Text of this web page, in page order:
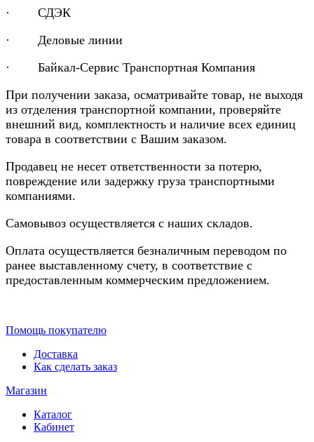
· СДЭК
· Деловые линии
· Байкал-Сервис Транспортная Компания
При получении заказа, осматривайте товар, не выходя
из отделения транспортной компании, проверяйте
внешний вид, комплектность и наличие всех единиц
товара в соответствии с Вашим заказом.
Продавец не несет ответственности за потерю,
повреждение или задержку груза транспортными
компаниями.
Самовывоз осуществляется с наших складов.
Оплата осуществляется безналичным переводом по
ранее выставленному счету, в соответствие с
предоставленным коммерческим предложением.
Помощь покупателю
Доставка
Как сделать заказ
Магазин
Каталог
Кабинет